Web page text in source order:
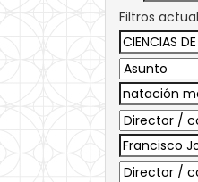
Filtros